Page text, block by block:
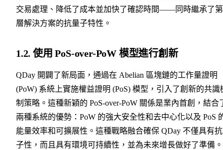
交易處理、降低了成本並加快了確認時間——同時繼承了
層解決方案的抗量子特性。
1.2. 使用 PoS-over-PoW 模型進行創新
QDay 開闢了新局面，通過在 Abelian 區塊鏈的工作量證明
(PoW) 系統上實施權益證明 (PoS) 模型，引入了創新的共識
制策略。這種新穎的 PoS-over-PoW 關係是業內首創，結合
兩種系統的優勢：PoW 的強大安全性和去中心化以及 PoS
能量效率和可擴展性。這種戰略融合確保 QDay 不僅具有
子性，而且具有環境可持續性，並為未來增長做好了準備。